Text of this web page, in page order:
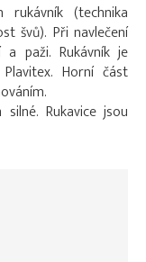
(technika
švů). Při navlečení
paži. Rukávník je
Horní část
Rukavice jsou